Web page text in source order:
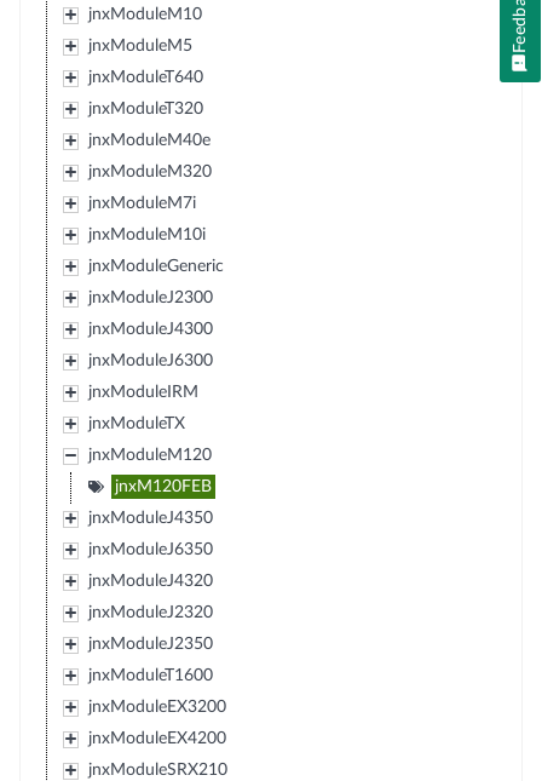
jnxModuleM10
jnxModuleM5
jnxModuleT640
jnxModuleT320
jnxModuleM40e
jnxModuleM320
jnxModuleM7i
jnxModuleM10i
jnxModuleGeneric
jnxModuleJ2300
jnxModuleJ4300
jnxModuleJ6300
jnxModuleIRM
jnxModuleTX
jnxModuleM120
jnxM120FEB
jnxModuleJ4350
jnxModuleJ6350
jnxModuleJ4320
jnxModuleJ2320
jnxModuleJ2350
jnxModuleT1600
jnxModuleEX3200
jnxModuleEX4200
jnxModuleSRX210
Feedback